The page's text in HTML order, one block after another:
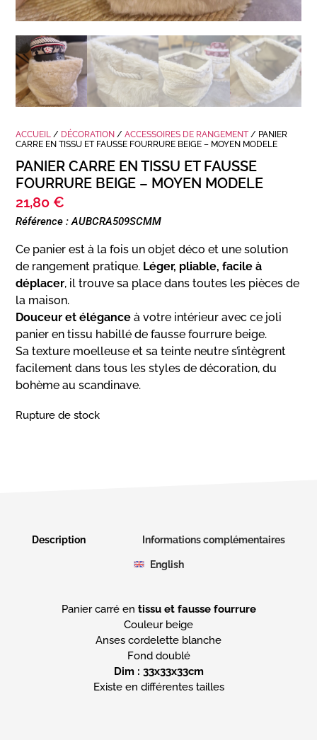
ACCUEIL / DÉCORATION /ACCESSOIRES DE RANGEMENT/ PANIER
CARRE EN TISSU ET FAUSSE FOURRURE BEIGE – MOYEN MODELE
PANIER CARRE EN TISSU ET FAUSSE
FOURRURE BEIGE – MOYEN MODELE
21,80 €
Référence : AUBCRA509SCMM
Ce panier est à la fois un objet déco et une solution
de rangement pratique. Léger, pliable, facile à
déplacer, il trouve sa place dans toutes les pièces de
la maison.
Douceur et élégance à votre intérieur avec ce joli
panier en tissu habillé de fausse fourrure beige.
Sa texture moelleuse et sa teinte neutre s’intègrent
facilement dans tous les styles de décoration, du
bohème au scandinave.
Rupture de stock
Description Informations complémentaires
English
Panier carré en tissu et fausse fourrure
Couleur beige
Anses cordelette blanche
Fond doublé
Dim : 33x33x33cm
Existe en différentes tailles